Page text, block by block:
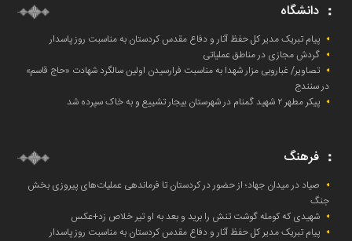
دانشگاه
پیام تبریک مدیر کل حفظ آثار و دفاع مقدس کردستان به مناسبت روز پاسدار
گردش مجازی در مناطق عملیاتی
تصاویر/ غباروبی مزار شهدا به مناسبت فرارسیدن اولین سالگرد شهادت «حاج قاسم»
در سنندج
پیکر مطهر ۲ شهید گمنام در شهرستان بیجار تشییع و به خاک‌ سپرده شد
فرهنگ
صیاد در میدان جهاد؛ از حضور در کردستان تا فرماندهی عملیات‌های پیروزی بخش
جنگ
شهیدی که کومله‌ گوشت تنش را برید و بعد به او تیر خلاص زد+عکس
پیام تبریک مدیر کل حفظ آثار و دفاع مقدس کردستان به مناسبت روز پاسدار